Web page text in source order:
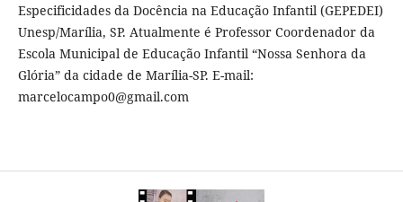
Especificidades da Docência na Educação Infantil (GEPEDEI)
Unesp/Marília, SP. Atualmente é Professor Coordenador da
Escola Municipal de Educação Infantil “Nossa Senhora da
Glória” da cidade de Marília-SP. E-mail:
marcelocampo0@gmail.com